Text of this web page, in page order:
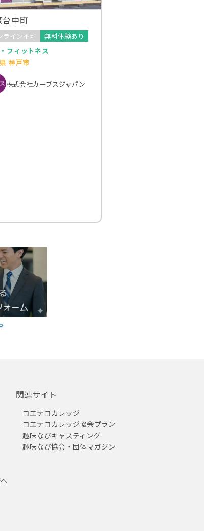
台中町
ライン不可
無料体験あり
フィットネス
神戸市
株式会社カーブスジャパン
関連サイト
コエテコカレッジ
コエテコカレッジ協会プラン
趣味なびキャスティング
趣味なび協会・団体マガジン